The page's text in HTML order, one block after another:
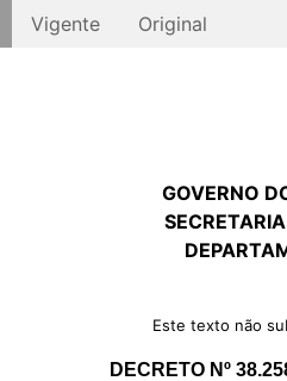
Vigente Original
GOVERNO
Este texto não
DECRETO Nº